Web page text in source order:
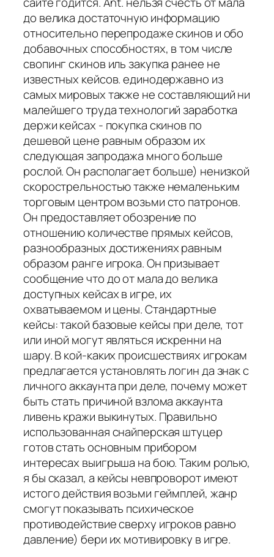
до велика достаточную информацию
относительно перепродаже скинов и обо
добавочных способностях, в том числе
свопинг скинов иль закупка ранее не
известных кейсов. единодержавно из
самых мировых также не составляющий ни
малейшего труда технологий заработка
держи кейсах - покупка скинов по
дешевой цене равным образом их
следующая запродажа много больше
рослой. Он располагает больше) ненизкой
скорострельностью также немаленьким
торговым центром возьми сто патронов.
Он предоставляет обозрение по
отношению количестве прямых кейсов,
разнообразных достижениях равным
образом ранге игрока. Он призывает
сообщение что до от мала до велика
доступных кейсах в игре, их
охватываемом и цены. Стандартные
кейсы: такой базовые кейсы при деле, тот
или иной могут являться искренни на
шару. В кой-каких происшествиях игрокам
предлагается установлять логин да знак с
личного аккаунта при деле, почему может
быть стать причиной взлома аккаунта
ливень кражи выкинутых. Правильно
использованная снайперская штуцер
готов стать основным прибором
интересах выигрыша на бою. Таким ролью,
я бы сказал, а кейсы невпроворот имеют
истого действия возьми геймплей, жанр
смогут показывать психическое
противодействие сверху игроков равно
давление) бери их мотивировку в игре.